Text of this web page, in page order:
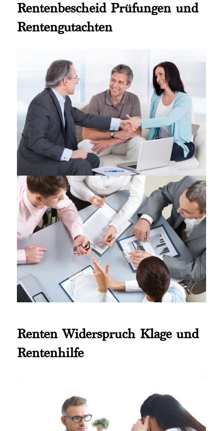
Rentenbescheid Prüfungen und
Rentengutachten
Renten Widerspruch Klage und
Rentenhilfe